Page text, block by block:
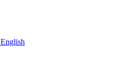
English